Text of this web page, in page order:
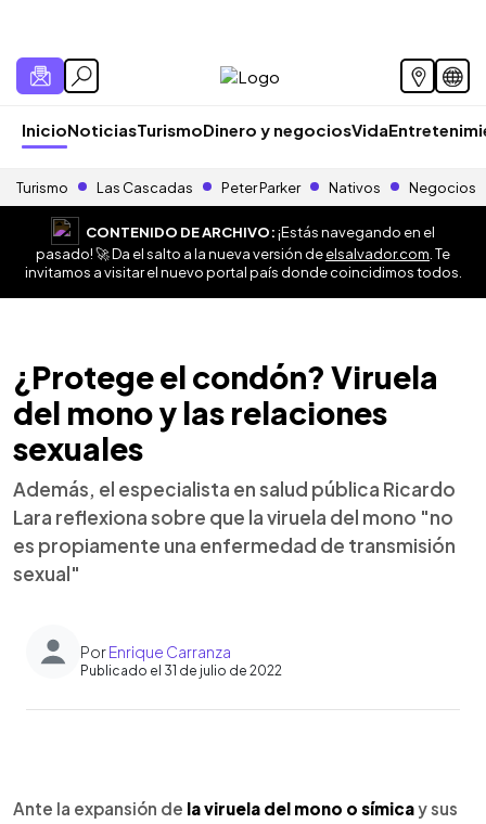
InicioNoticiasTurismoDinero y negociosVida
Turismo Las Cascadas Peter Parker Nativos Negocios
CONTENIDO DE ARCHIVO:¡Estás navegando en el
pasado! 🚀 Da el salto a la nueva versión deelsalvador.com . Te
invitamos a visitar el nuevo portal país donde coincidimos todos.
¿Protege el condón? Viruela
del mono y las relaciones
sexuales
Además, el especialista en salud pública Ricardo
Lara reflexiona sobre que la viruela del mono "no
es propiamente una enfermedad de transmisión
sexual"
PorEnrique Carranza
Publicado el 31 de julio de 2022
Escuchar artículo
Ante la expansión de la viruela del mono o símicay sus